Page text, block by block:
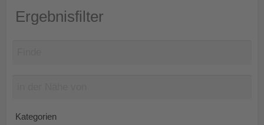
Ergebnisfilter
Kategorien